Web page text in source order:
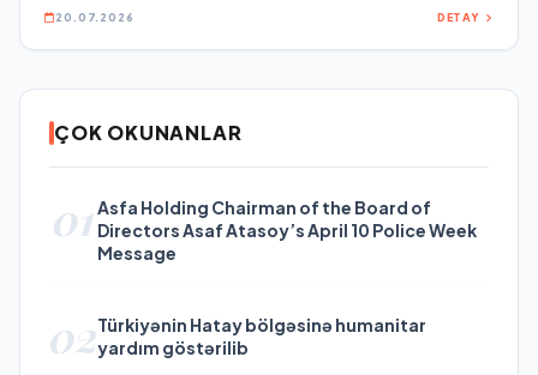
20.07.2026 DETAY
ÇOK OKUNANLAR
01Asfa Holding Chairman of the Board of
Directors Asaf Atasoy’s April 10 Police Week
Message
02Türkiyənin Hatay bölgəsinə humanitar
yardım göstərilib